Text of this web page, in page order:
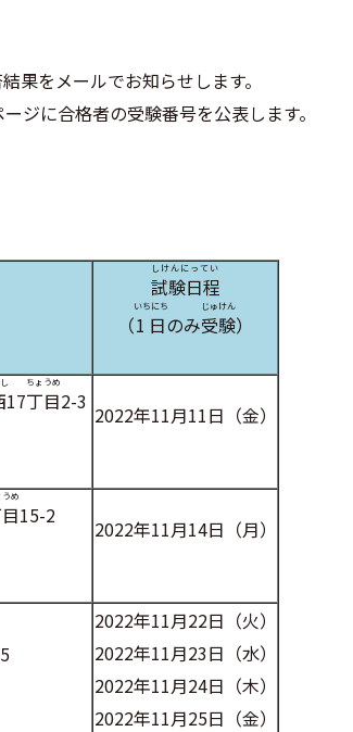
果をメールでお知らせします。
ジに合格者の受験番号を公表します。
試験日程
しけんにってい
（1日
いちにち
のみ受験
じゅけん
）
17丁目
ちょうめ
2-3
2022年11月11日（金）
うめ
15-2
2022年11月14日（月）
2022年11月22日（火）
2022年11月23日（水）
2022年11月24日（木）
2022年11月25日（金）